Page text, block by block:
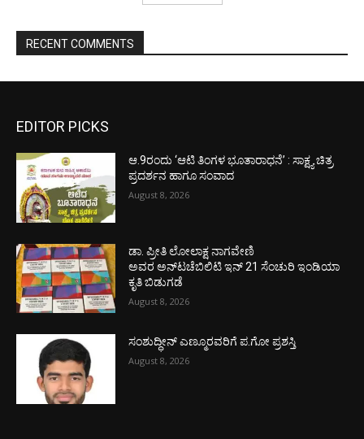
RECENT COMMENTS
EDITOR PICKS
ಆ.9ರಂದು ‘ಆಟಿ ತಿಂಗಳ ಭೂತಾರಾಧನೆ’ : ಸಾಕ್ಷ್ಯ ಚಿತ್ರ
ಪ್ರದರ್ಶನ ಹಾಗೂ ಸಂವಾದ
August 8, 2026
ಡಾ. ಪ್ರೀತಿ ಲೋಲಾಕ್ಷ ನಾಗವೇಣಿ
ಅವರ ಅನ್‌ಟಚೆಬಿಲಿಟಿ ಇನ್ 21 ಸೆಂಚುರಿ ಇಂಡಿಯಾ
ಕೃತಿ ಬಿಡುಗಡೆ
August 8, 2026
ಸಂಶುದ್ಧೀನ್ ಎಣ್ಮೂರವರಿಗೆ ಪ.ಗೋ ಪ್ರಶಸ್ತಿ
August 8, 2026